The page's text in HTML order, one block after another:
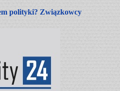
polityki? Związkowcy